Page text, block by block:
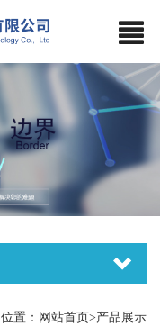
置： 网站首页>产品展示